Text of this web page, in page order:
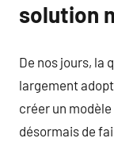
solution
De nos jours, la
largement
créer un
désormais de